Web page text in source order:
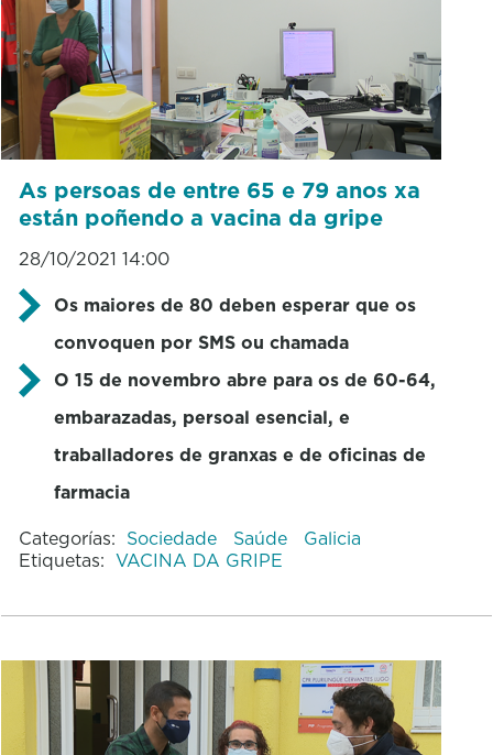
As persoas de entre 65 e 79 anos xa
están poñendo a vacina da gripe
28/10/2021 14:00
Os maiores de 80 deben esperar que os
convoquen por SMS ou chamada
O 15 de novembro abre para os de 60-64,
embarazadas, persoal esencial, e
traballadores de granxas e de oficinas de
farmacia
Categorías: Sociedade Saúde
Galicia
Etiquetas: VACINA DA GRIPE